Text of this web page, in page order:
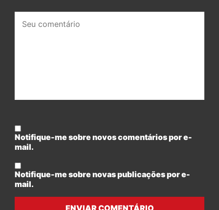
comentário:
Notifique-me sobre novos comentários por e-
mail.
Notifique-me sobre novas publicações por e-
mail.
ENVIAR COMENTÁRIO